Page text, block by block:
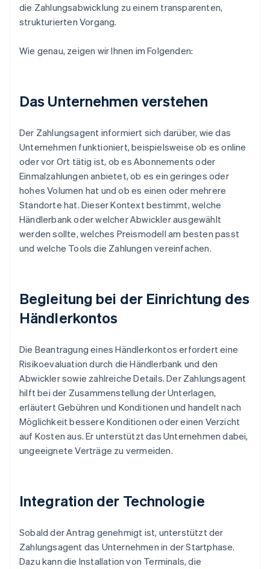
die Zahlungsabwicklung zu einem transparenten,
strukturierten Vorgang.
Wie genau, zeigen wir Ihnen im Folgenden:
Das Unternehmen verstehen
Der Zahlungsagent informiert sich darüber, wie das
Unternehmen funktioniert, beispielsweise ob es online
oder vor Ort tätig ist, ob es Abonnements oder
Einmalzahlungen anbietet, ob es ein geringes oder
hohes Volumen hat und ob es einen oder mehrere
Standorte hat. Dieser Kontext bestimmt, welche
Händlerbank oder welcher Abwickler ausgewählt
werden sollte, welches Preismodell am besten passt
und welche Tools die Zahlungen vereinfachen.
Begleitung bei der Einrichtung des
Händlerkontos
Die Beantragung eines Händlerkontos erfordert eine
Risikoevaluation durch die Händlerbank und den
Abwickler sowie zahlreiche Details. Der Zahlungsagent
hilft bei der Zusammenstellung der Unterlagen,
erläutert Gebühren und Konditionen und handelt nach
Möglichkeit bessere Konditionen oder einen Verzicht
auf Kosten aus. Er unterstützt das Unternehmen dabei,
ungeeignete Verträge zu vermeiden.
Integration der Technologie
Sobald der Antrag genehmigt ist, unterstützt der
Zahlungsagent das Unternehmen in der Startphase.
Dazu kann die Installation von Terminals, die